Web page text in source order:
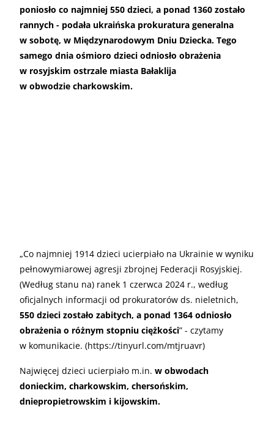
poniosło co najmniej 550 dzieci, a ponad 1360 zostało
rannych - podała ukraińska prokuratura generalna
w sobotę, w Międzynarodowym Dniu Dziecka. Tego
samego dnia ośmioro dzieci odniosło obrażenia
w rosyjskim ostrzale miasta Bałaklija
w obwodzie charkowskim.
„Co najmniej 1914 dzieci ucierpiało na Ukrainie w wyniku
pełnowymiarowej agresji zbrojnej Federacji Rosyjskiej.
(Według stanu na) ranek 1 czerwca 2024 r., według
oficjalnych informacji od prokuratorów ds. nieletnich,
550 dzieci zostało zabitych, a ponad 1364 odniosło
obrażenia o różnym stopniu ciężkości” - czytamy
w komunikacie. (https://tinyurl.com/mtjruavr)
Najwięcej dzieci ucierpiało m.in. w obwodach
donieckim, charkowskim, chersońskim,
dniepropietrowskim i kijowskim.